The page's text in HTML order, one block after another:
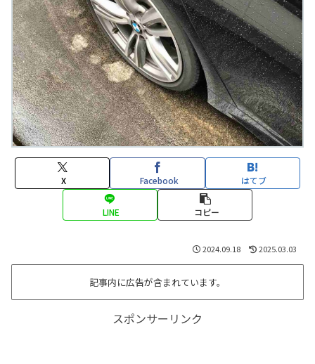
X Facebook はてブ
LINE コピー
2024.09.18 2025.03.03
記事内に広告が含まれています。
スポンサーリンク